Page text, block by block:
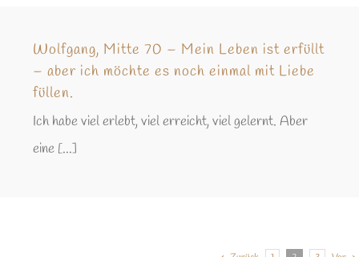
Wolfgang, Mitte 70 – Mein Leben ist erfüllt
– aber ich möchte es noch einmal mit Liebe
füllen.
Ich habe viel erlebt, viel erreicht, viel gelernt. Aber
eine [...]